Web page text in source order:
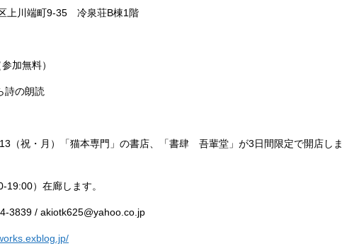
上川端町9-35 冷泉荘B棟1階
加無料）
詩の朗読
（祝・月）「猫本専門」の書店、「書肆 吾輩堂」が3日間限定で開店しま
）在廊します。
3839 / akiotk625@yahoo.co.jp